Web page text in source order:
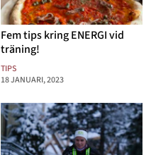
Fem tips kring ENERGI vid
träning!
TIPS
18 JANUARI, 2023